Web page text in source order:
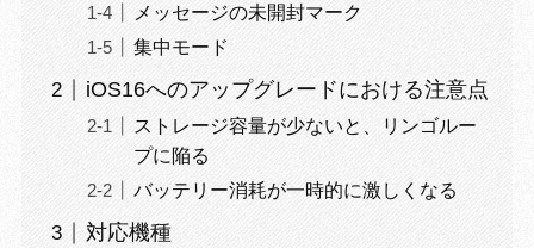
メッセージの未開封マーク
集中モード
iOS16へのアップグレードにおける注意点
ストレージ容量が少ないと、リンゴルー
プに陥る
バッテリー消耗が一時的に激しくなる
対応機種